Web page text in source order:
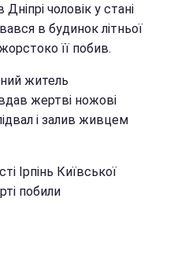
чоловік у стані
в будинок літньої
її побив.
житель
жертві ножові
і залив живцем
Ірпінь Київської
побили